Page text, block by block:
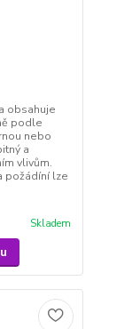
obsahuje
podle
nebo
a
vlivům.
požádíní lze
Skladem